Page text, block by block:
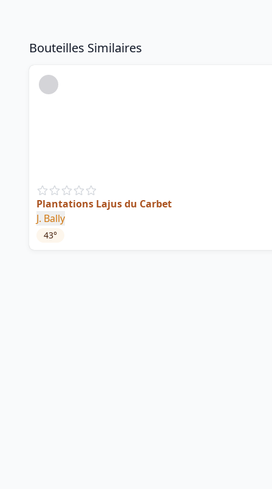
Bouteilles Similaires
Plantations Lajus du Carbet
J. Bally
43°